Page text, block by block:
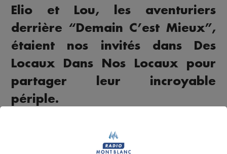
Elio et Lou, les aventuriers
derrière “Demain C’est Mieux”,
étaient nos invités dans Des
Locaux Dans Nos Locaux pour
partager leur incroyable
périple.
traversant 13 pays à la rencontre de ceux qui
construisent un avenir meilleur. Leur voyage, centré sur